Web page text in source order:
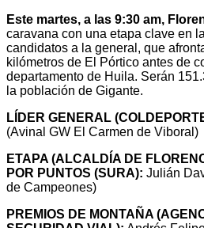
Este martes, a las 9:30 am,
caravana con una etapa clave en
candidatos a la general, que
kilómetros de El Pórtico antes de
departamento de Huila. Serán
la población de Gigante.
LÍDER GENERAL
(Avinal GW El Carmen de Viboral)
ETAPA (ALCALDÍA DE
POR PUNTOS (SURA): Julián
de Campeones)
PREMIOS DE MONTAÑA